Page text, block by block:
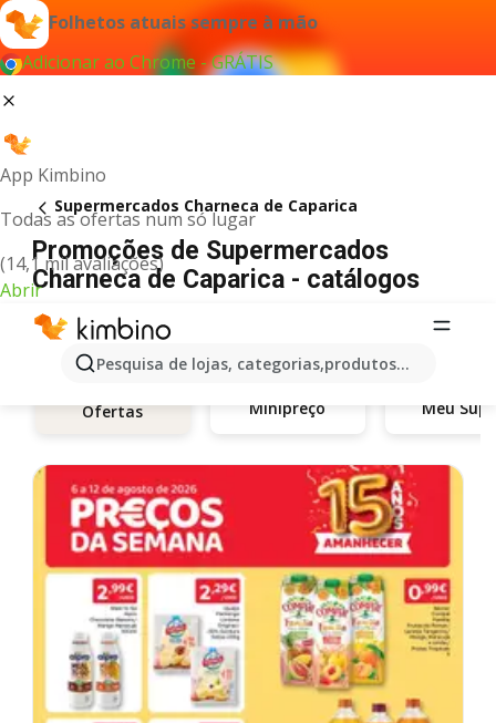
Folhetos atuais sempre à mão
Adicionar ao Chrome - GRÁTIS
App Kimbino
Todas as ofertas num só lugar
(14,1 mil avaliações)
Abrir
Pesquisa de lojas, categorias,produtos...
Supermercados Charneca de Caparica
Promoções de Supermercados
Charneca de Caparica - catálogos
Ofertas Minipreço Meu